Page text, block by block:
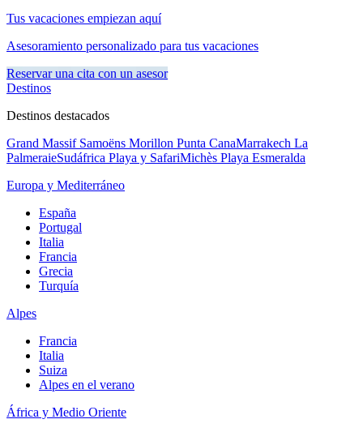
Tus vacaciones empiezan aquí
Asesoramiento personalizado para tus vacaciones
Reservar una cita con un asesor
Destinos
Destinos destacados
Grand Massif Samoëns Morillon Punta CanaMarrakech La
PalmeraieSudáfrica Playa y SafariMichès Playa Esmeralda
Europa y Mediterráneo
España
Portugal
Italia
Francia
Grecia
Turquía
Alpes
Francia
Italia
Suiza
Alpes en el verano
África y Medio Oriente